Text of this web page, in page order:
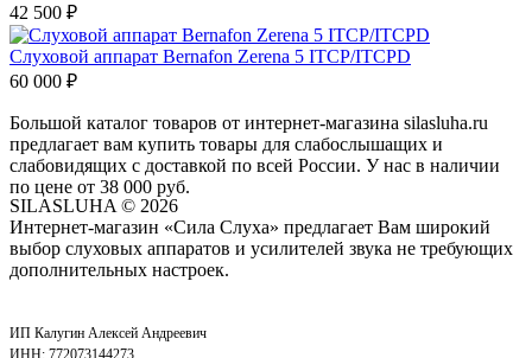
42 500 ₽
Слуховой аппарат Bernafon Zerena 5 ITCP/ITCPD
60 000 ₽
Большой каталог товаров от интернет-магазина silasluha.ru
предлагает вам купить товары для слабослышащих и
слабовидящих с доставкой по всей России. У нас в наличии
по цене от 38 000 руб.
SILASLUHA © 2026
Интернет-магазин «Сила Слуха» предлагает Вам широкий
выбор слуховых аппаратов и усилителей звука не требующих
дополнительных настроек.
ИП Калугин Алексей Андреевич
ИНН: 772073144273